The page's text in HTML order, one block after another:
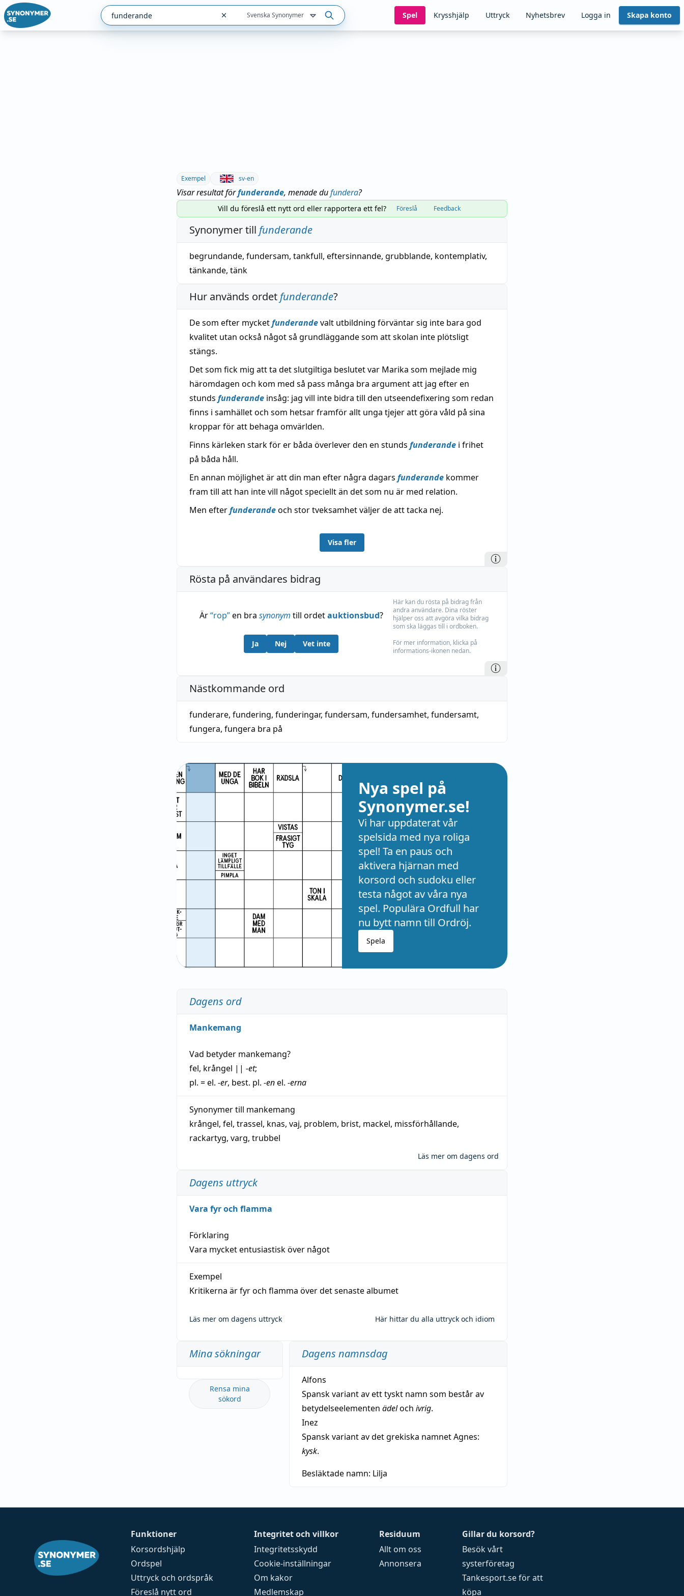
Svenska Synonymer Spel Krysshjälp Uttryck Nyhetsbrev Logga in Skapa konto
Exempel sv-en
Visar resultat förfunderande, menade dufundera?
Vill du föreslå ett nytt ord eller rapportera ett fel? Föreslå Feedback
Synonymer till funderande
begrundande, fundersam, tankfull, eftersinnande, grubblande, kontemplativ,
tänkande, tänk
Hur används ordet funderande?
De som efter mycketfunderandevalt utbildning förväntar sig inte bara god
kvalitet utan också något så grundläggande som att skolan inte plötsligt
stängs.
Det som fick mig att ta det slutgiltiga beslutet var Marika som mejlade mig
häromdagen och kom med så pass många bra argument att jag efter en
stunds funderande insåg: jag vill inte bidra till den utseendefixering som redan
finns i samhället och som hetsar framför allt unga tjejer att göra våld på sina
kroppar för att behaga omvärlden.
Finns kärleken stark för er båda överlever den en stunds funderande i frihet
på båda håll.
En annan möjlighet är att din man efter några dagars funderande kommer
fram till att han inte vill något speciellt än det som nu är med relation.
Men efterfunderandeoch stor tveksamhet väljer de att tacka nej.
Visa fler
Rösta på användares bidrag
Är“rop”en bra synonym till ordetauktionsbud?
Ja Nej Vet inte
Här kan du rösta på bidrag från
andra användare. Dina röster
hjälper oss att avgöra vilka bidrag
som ska läggas till i ordboken.
För mer information, klicka på
informations-ikonen nedan.
Nästkommande ord
funderare, fundering, funderingar, fundersam, fundersamhet, fundersamt,
fungera, fungera bra på
Nya spel på
Synonymer.se!
Vi har uppdaterat vår
spelsida med nya roliga
spel! Ta en paus och
aktivera hjärnan med
korsord och sudoku eller
testa något av våra nya
spel. Populära Ordfull har
nu bytt namn till Ordröj.
Spela
Dagens ord
Mankemang
Vad betyder mankemang?
fel, krångel || -et;
pl. = el. -er, best. pl. -enel. -erna
Synonymer till mankemang
krångel, fel, trassel, knas, vaj, problem, brist, mackel, missförhållande,
rackartyg, varg, trubbel
Läs mer om dagens ord
Dagens uttryck
Vara fyr och flamma
Förklaring
Vara mycket entusiastisk över något
Exempel
Kritikerna är fyr och flamma över det senaste albumet
Läs mer om dagens uttryck Här hittar du alla uttryck och idiom
Mina sökningar
Rensa mina
sökord
Dagens namnsdag
Alfons
Spansk variant av ett tyskt namn som består av
betydelseelementen ädeloch ivrig.
Inez
Spansk variant av det grekiska namnet Agnes:
kysk.
Besläktade namn: Lilja
Funktioner
Korsordshjälp
Ordspel
Uttryck och ordspråk
Föreslå nytt ord
Integritet och villkor
Integritetsskydd
Cookie-inställningar
Om kakor
Medlemskap
Residuum
Allt om oss
Annonsera
Gillar du korsord?
Besök vårt
systerföretag
Tankesport.seför att
köpa